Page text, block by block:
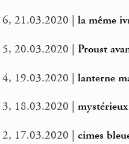
6, 21.03.2020 |la même
5, 20.03.2020 |Proust
4, 19.03.2020 |lanterne
3, 18.03.2020 |
2, 17.03.2020 |cimes